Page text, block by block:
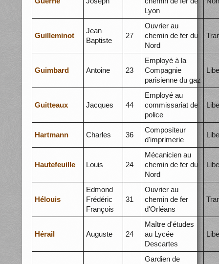
Lyon
Guilleminot
Jean
Baptiste
27
Ouvrier au
chemin de fer du
Nord
Guimbard Antoine 23
Employé à la
Compagnie
parisienne du gaz
Guitteaux Jacques 44
Employé au
commissariat de
police
Hartmann Charles 36
Compositeur
d'imprimerie
Hautefeuille Louis 24
Mécanicien au
chemin de fer du
Nord
Hélouis
Edmond
Frédéric
François
31
Ouvrier au
chemin de fer
d'Orléans
Hérail Auguste 24
Maître d'études
au Lycée
Descartes
Gardien de